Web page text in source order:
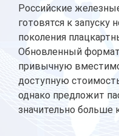
Российские
готовятся к запуску
поколения
Обновленный
привычную
доступную
однако предложит
значительно больше